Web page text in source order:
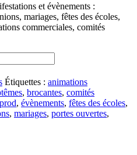
et évènements :
mariages, fêtes des écoles,
commerciales, comités
Étiquettes : animations
, brocantes, comités
, évènements, fêtes des écoles,
, mariages, portes ouvertes,